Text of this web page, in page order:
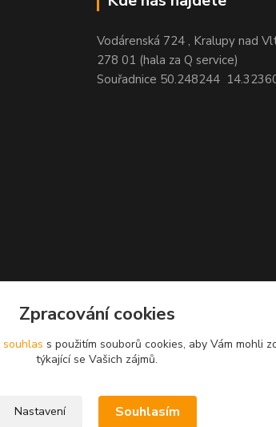
Vodárenská 724 , Kralupy nad
278 01 (hala za Q service)
Souřadnice 50.248244
Zpracování cookies
souhlas s použitím souborů cookies, aby Vám mohli
týkající se Vašich zájmů.
Nastavení Souhlasím